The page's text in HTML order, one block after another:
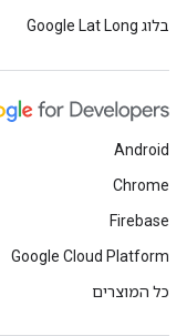
בלוג Google Lat Long
Android
Chrome
Firebase
Google Cloud Platform
כל המוצרים